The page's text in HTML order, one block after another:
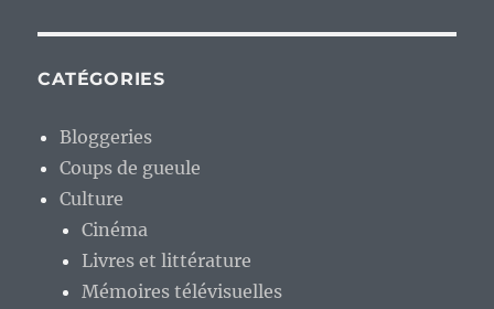
CATÉGORIES
Bloggeries
Coups de gueule
Culture
Cinéma
Livres et littérature
Mémoires télévisuelles